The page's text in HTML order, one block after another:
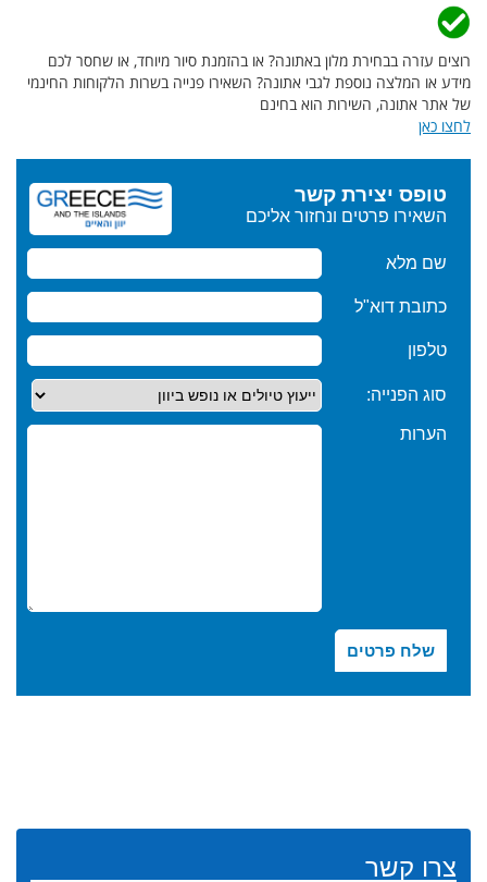
רוצים עזרה בבחירת מלון באתונה? או בהזמנת סיור מיוחד, או שחסר לכם
מידע או המלצה נוספת לגבי אתונה? השאירו פנייה בשרות הלקוחות החינמי
של אתר אתונה, השירות הוא בחינם
לחצו כאן